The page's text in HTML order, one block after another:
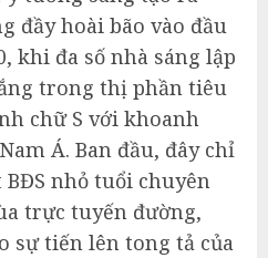
đầy hoài bão vào đầu
khi đa số nhà sáng lập
trong thị phần tiêu
chữ S với khoanh
Á. Ban đầu, đây chỉ
BĐS nhỏ tuổi chuyên
trực tuyến đường,
sự tiến lên tong tả của